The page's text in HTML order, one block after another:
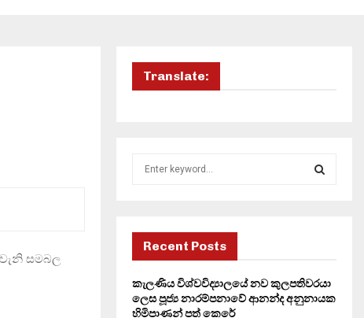
සමබල
Translate:
f
r
:
R
Recent Posts
කැලණිය විශ්වවිද්‍යාලයේ නව කුලපතිවරයා
ලෙස පූජ්‍ය නාරම්පනාවේ ආනන්ද අනුනායක
හිමිපාණන් පත් කෙරේ